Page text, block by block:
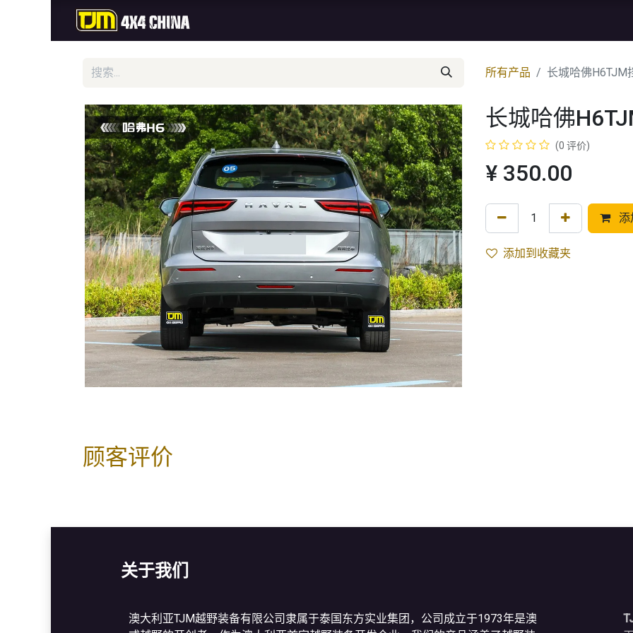
所有产品 长城哈佛H6TJM
长城哈佛
(0 评价)
¥ 350.00
添
添加到收藏夹
顾客评价
关于我们
澳大利亚TJM越野装备有限公司隶属于泰国东方实业集团，公司成立于1973年是澳